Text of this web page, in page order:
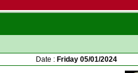
Date : Friday 05/01/2024